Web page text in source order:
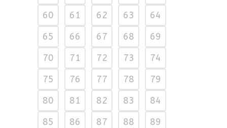
60
61 62 63
64
65
66 67 68
69
70
71 72 73
74
75
76 77 78
79
80
81 82 83
84
85
86 87 88
89